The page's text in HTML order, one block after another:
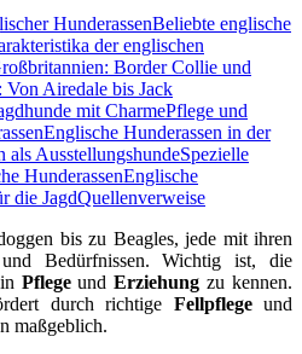
HunderassenBeliebte englische
der englischen
Border Collie und
Airedale bis Jack
mit CharmePflege und
Englische Hunderassen in der
als AusstellungshundeSpezielle
HunderassenEnglische
die JagdQuellenverweise
bis zu Beagles, jede mit ihren
und Bedürfnissen. Wichtig ist, die
PflegeundErziehung zu kennen.
durch richtige Fellpflegeund
maßgeblich.